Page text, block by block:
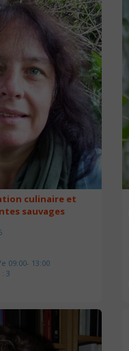
culinaire et
sauvages
09:00- 13:00
3